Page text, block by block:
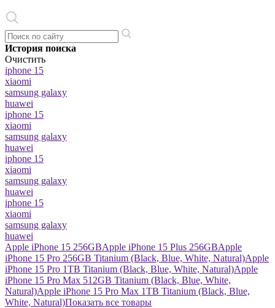
История поиска
Очистить
iphone 15
xiaomi
samsung galaxy
huawei
iphone 15
xiaomi
samsung galaxy
huawei
iphone 15
xiaomi
samsung galaxy
huawei
iphone 15
xiaomi
samsung galaxy
huawei
Apple iPhone 15 256GBApple iPhone 15 Plus 256GBApple
iPhone 15 Pro 256GB Titanium (Black, Blue, White, Natural)Apple
iPhone 15 Pro 1TB Titanium (Black, Blue, White, Natural)Apple
iPhone 15 Pro Max 512GB Titanium (Black, Blue, White,
Natural)Apple iPhone 15 Pro Max 1TB Titanium (Black, Blue,
White, Natural)Показать все товары